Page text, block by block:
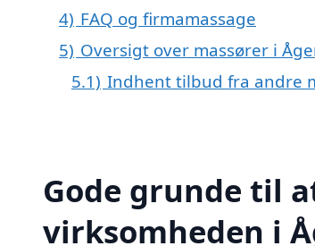
4) FAQ og firmamassage
5) Oversigt over massører i
5.1) Indhent tilbud fra andre
Gode grunde til
virksomheden i